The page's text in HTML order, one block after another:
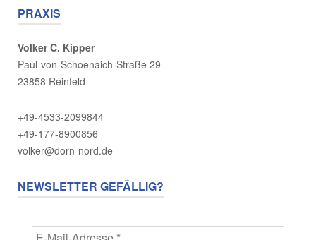
PRAXIS
Volker C. Kipper
Paul-von-Schoenaich-Straße 29
23858 Reinfeld
+49-4533-2099844
+49-177-8900856
volker@dorn-nord.de
NEWSLETTER GEFÄLLIG?